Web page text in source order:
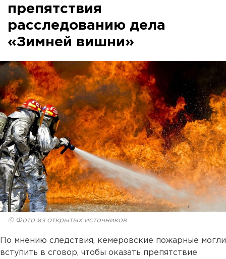
препятствия
расследованию дела
«Зимней вишни»
© Фото из открытых источников
По мнению следствия, кемеровские пожарные могли
вступить в сговор, чтобы оказать препятствие